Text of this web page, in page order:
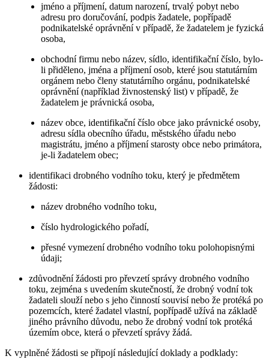
jméno a příjmení, datum narození, trvalý pobyt nebo
adresu pro doručování, podpis žadatele, popřípadě
podnikatelské oprávnění v případě, že žadatelem je fyzická
osoba,
obchodní firmu nebo název, sídlo, identifikační číslo, bylo-
li přiděleno, jména a příjmení osob, které jsou statutárním
orgánem nebo členy statutárního orgánu, podnikatelské
oprávnění (například živnostenský list) v případě, že
žadatelem je právnická osoba,
název obce, identifikační číslo obce jako právnické osoby,
adresu sídla obecního úřadu, městského úřadu nebo
magistrátu, jméno a příjmení starosty obce nebo primátora,
je-li žadatelem obec;
identifikaci drobného vodního toku, který je předmětem
žádosti:
název drobného vodního toku,
číslo hydrologického pořadí,
přesné vymezení drobného vodního toku polohopisnými
údaji;
zdůvodnění žádosti pro převzetí správy drobného vodního
toku, zejména s uvedením skutečností, že drobný vodní tok
žadateli slouží nebo s jeho činností souvisí nebo že protéká po
pozemcích, které žadatel vlastní, popřípadě užívá na základě
jiného právního důvodu, nebo že drobný vodní tok protéká
územím obce, která o převzetí správy žádá.
K vyplněné žádosti se připojí následující doklady a podklady: